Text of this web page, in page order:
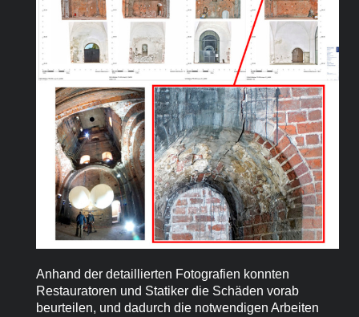
Anhand der detaillierten Fotografien konnten
Restauratoren und Statiker die Schäden vorab
beurteilen, und dadurch die notwendigen Arbeiten